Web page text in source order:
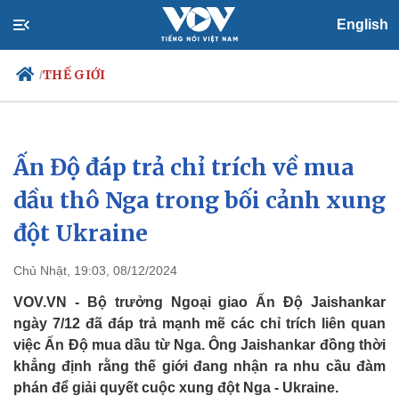
English
/THẾ GIỚI
Chính trị
Đảng
Tổ chức nhân sự
Quốc hội
Nhận diện sự thật
Xã hội
Tin 24h
Dự báo thời tiết
Ấn Độ đáp trả chỉ trích về mua
dầu thô Nga trong bối cảnh xung
đột Ukraine
Chủ Nhật, 19:03, 08/12/2024
VOV.VN - Bộ trưởng Ngoại giao Ấn Độ Jaishankar
ngày 7/12 đã đáp trả mạnh mẽ các chỉ trích liên quan
việc Ấn Độ mua dầu từ Nga. Ông Jaishankar đồng thời
khẳng định rằng thế giới đang nhận ra nhu cầu đàm
phán để giải quyết cuộc xung đột Nga - Ukraine.